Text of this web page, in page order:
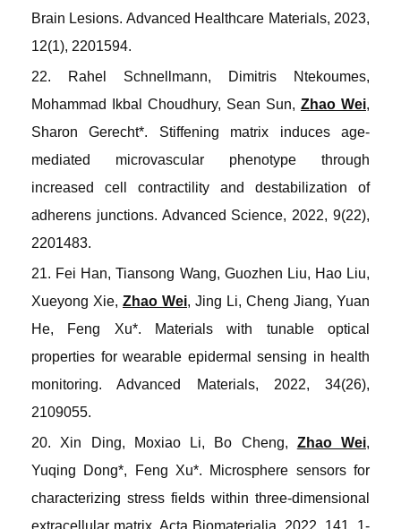
Brain Lesions. Advanced Healthcare Materials, 2023,
12(1), 2201594.
22. Rahel Schnellmann, Dimitris Ntekoumes,
Mohammad Ikbal Choudhury, Sean Sun, Zhao Wei,
Sharon Gerecht*. Stiffening matrix induces age-
mediated microvascular phenotype through
increased cell contractility and destabilization of
adherens junctions. Advanced Science, 2022, 9(22),
2201483.
21. Fei Han, Tiansong Wang, Guozhen Liu, Hao Liu,
Xueyong Xie, Zhao Wei, Jing Li, Cheng Jiang, Yuan
He, Feng Xu*. Materials with tunable optical
properties for wearable epidermal sensing in health
monitoring.Advanced Materials, 2022, 34(26),
2109055.
20. Xin Ding, Moxiao Li, Bo Cheng, Zhao Wei,
Yuqing Dong*, Feng Xu*. Microsphere sensors for
characterizing stress fields within three-dimensional
extracellular matrix Acta Biomaterialia , 2022, 141, 1-